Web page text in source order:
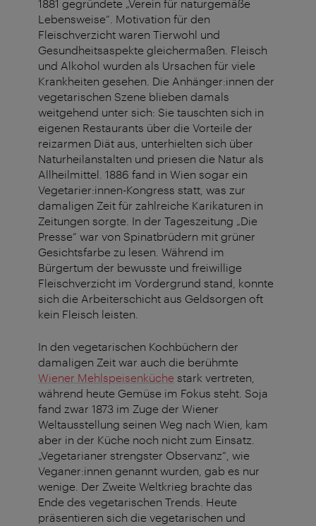
1881 gegründete „Verein für naturgemäße
Lebensweise“. Motivation für den
Fleischverzicht waren Tierwohl und
Gesundheitsaspekte gleichermaßen. Fleisch
und Alkohol wurden als Ursachen für viele
Krankheiten gesehen. Die Anhänger:innen der
vegetarischen Szene blieben damals
weitgehend unter sich: Sie tauschten sich in
eigenen Restaurants über die Vorteile der
reizarmen Diät aus, unterhielten sich über
Naturheilanstalten und priesen die Natur als
Allheilmittel. 1886 fand in Wien sogar ein
Vegetarier:innen-Kongress statt, was zur
damaligen Zeit für zahlreiche Karikaturen in
Zeitungen sorgte. In der Tageszeitung „Die
Presse“ war von Spinatbrüdern mit grüner
Gesichtsfarbe zu lesen. Während im
Bürgertum der bewusste und freiwillige
Fleischverzicht im Vordergrund stand, konnte
sich die Arbeiterschicht aus Geldsorgen oft
kein Fleisch leisten.
In den vegetarischen Kochbüchern der
damaligen Zeit war auch die berühmte
Wiener Mehlspeisenküche stark vertreten,
während heute Gemüse im Fokus steht. Soja
fand zwar 1873 im Zuge der Wiener
Weltausstellung seinen Weg nach Wien, kam
aber in der Küche noch nicht zum Einsatz.
„Vegetarianer strengster Observanz“, wie
Veganer:innen genannt wurden, gab es nur
wenige. Der Zweite Weltkrieg brachte das
Ende des vegetarischen Trends. Heute
präsentieren sich die vegetarischen und